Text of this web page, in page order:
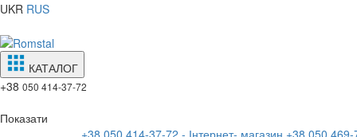
UKR RUS
КАТАЛОГ
+38 050 414-37-72
Показати
+38 050 414-37-72 - Інтернет- магазин +38 050